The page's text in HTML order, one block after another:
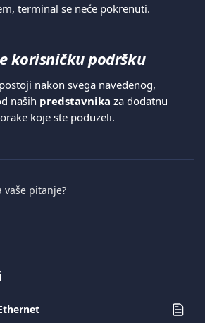
terminal se neće pokrenuti.
korisničku podršku
nakon svega navedenog,
naših predstavnika za dodatnu
koje ste poduzeli.
vaše pitanje?